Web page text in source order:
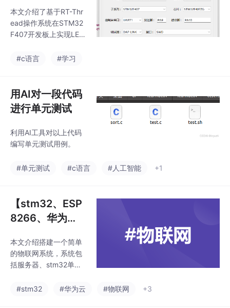
本文介绍了基于RT-Thr
ead操作系统在STM32
F407开发板上实现LED
法。首先通过RT-Threa
ED灯闪烁。在解决版本
兼容问题后，成功实现
了LED周期性闪烁功
断方式的按键检测，通
过PE2引脚检测按键按
数中切换LED状态。实
键中断响应
#c语言 #学习
用AI对一段代码
进行单元测试
利用AI工具对以上代码
编写单元测试用例。
#单元测试 #c语言 #人工智能 +1
【stm32、ESP
8266、华为
单的物联网系统
本文介绍搭建一个简单
的物联网系统，系统包
括服务器、stm32单片
#stm32
#华为云 #物联网 +3